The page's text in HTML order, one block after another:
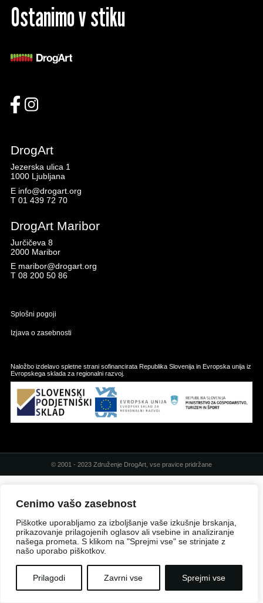
Cenimo vašo zasebnost
Piškotke uporabljamo za izboljšanje vaše izkušnje brskanja,
prikazovanje prilagojenih oglasov ali vsebine in analiziranje
našega prometa. S klikom na "Sprejmi vse" se strinjate z
našo uporabo piškotkov.
Prilagodi Zavrni vse Sprejmi vse
Ostanimo v stiku
DrogArt
Jezerska ulica 1
1000 Ljubljana
E info@drogart.org
T 01 439 72 70
DrogArt Maribor
Jurčičeva 8
2000 Maribor
E maribor@drogart.org
T 08 200 50 86
Splošni pogoji
Izjava o zasebnosti
Naložbo izdelavo spletne strani sofinancirata Republika Slovenija in Evropska unija iz
Evropskega sklada za regionalni razvoj.
© 2001 - 2023 Združenje DrogArt, vse pravice pridržane